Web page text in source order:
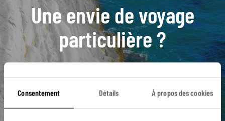
Consentement Détails À propos des cookies
Une envie de voyage
particulière ?
Agritourisme Andria Bari Certaldo
Forêt Umbra Alberobello Basilicate